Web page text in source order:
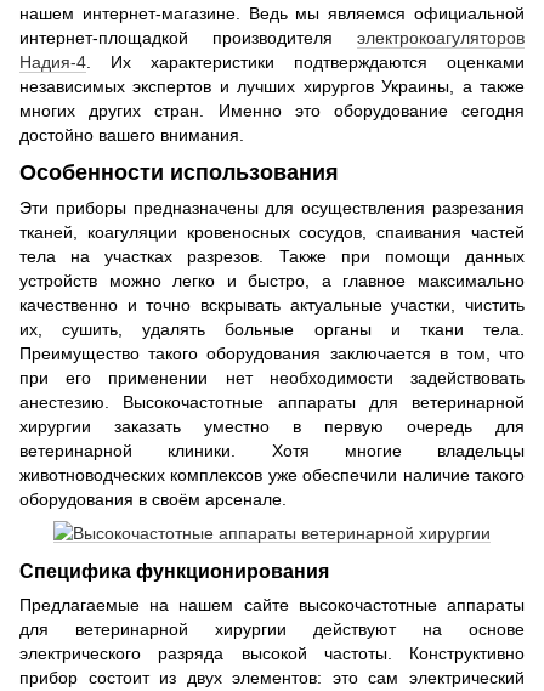
нашем интернет-магазине. Ведь мы являемся официальной
интернет-площадкой производителя электрокоагуляторов
Надия-4 . Их характеристики подтверждаются оценками
независимых экспертов и лучших хирургов Украины, а также
многих других стран. Именно это оборудование сегодня
достойно вашего внимания.
Особенности использования
Эти приборы предназначены для осуществления разрезания
тканей, коагуляции кровеносных сосудов, спаивания частей
тела на участках разрезов. Также при помощи данных
устройств можно легко и быстро, а главное максимально
качественно и точно вскрывать актуальные участки, чистить
их, сушить, удалять больные органы и ткани тела.
Преимущество такого оборудования заключается в том, что
при его применении нет необходимости задействовать
анестезию. Высокочастотные аппараты для ветеринарной
хирургии заказать уместно в первую очередь для
ветеринарной клиники. Хотя многие владельцы
животноводческих комплексов уже обеспечили наличие такого
оборудования в своём арсенале.
Специфика функционирования
Предлагаемые на нашем сайте высокочастотные аппараты
для ветеринарной хирургии действуют на основе
электрического разряда высокой частоты. Конструктивно
прибор состоит из двух элементов: это сам электрический